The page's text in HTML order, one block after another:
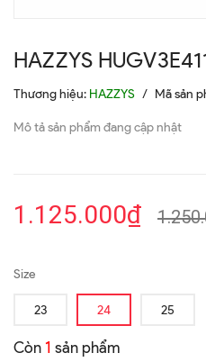
HAZZYS
Thương hiệu: HAZZYS / Mã sản
Mô tả sản phẩm đang cập nhật
1.125.000₫
Size
23 24 25
Còn 1 sản phẩm